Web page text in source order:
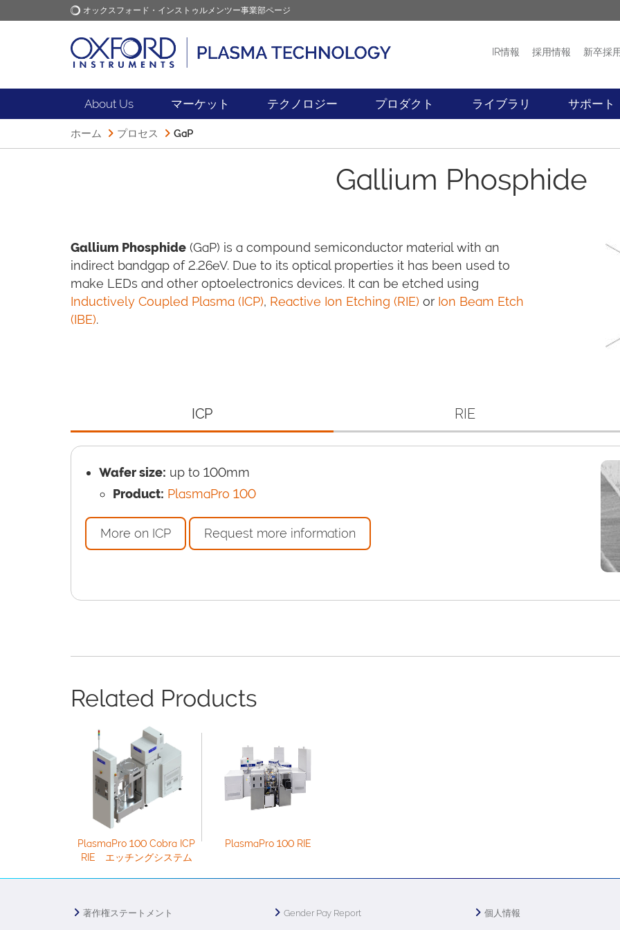
オックスフォード・インストゥルメンツー事業部ページ
オックスフォード・インス
トゥルメンツ
アプリケーション プロダクト ニュース
IR情報 採用情報 新卒採
About Us マーケット テクノロジー プロダクト ライブラリ サポート
ホーム プロセス GaP
Gallium Phosphide
Gallium Phosphide (GaP) is a compound semiconductor material with an
indirect bandgap of 2.26eV. Due to its optical properties it has been used to
make LEDs and other optoelectronics devices. It can be etched using
Inductively Coupled Plasma (ICP), Reactive Ion Etching (RIE) or Ion Beam Etch
(IBE).
ICP RIE
Wafer size: up to 100mm
Product: PlasmaPro 100
More on ICP Request more information
Related Products
PlasmaPro 100 Cobra ICP
RIE エッチングシステム
PlasmaPro 100 RIE
著作権ステートメント Gender Pay Report 個人情報